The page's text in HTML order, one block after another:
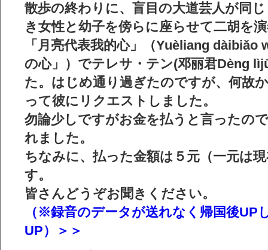
散歩の終わりに、盲目の大道芸人が同
き女性と幼子を傍らに座らせて二胡を
「月亮代表我的心」（Yuèliang dàibiǎo
の心」）でテレサ・テン(邓丽君Dèng
た。はじめ通り過ぎたのですが、何故
って彼にリクエストしました。
勿論少しですがお金を払うと言ったの
れました。
ちなみに、払った金額は５元（一元は
す。
皆さんどうぞお聞きください。
（※録音のデータが送れなく帰国後UP
UP）＞＞